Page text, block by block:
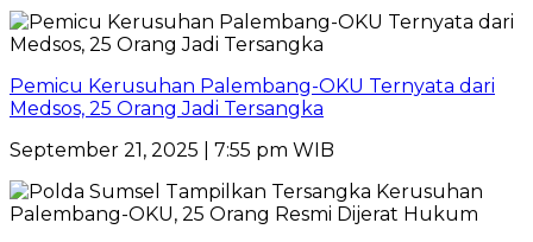
Pemicu Kerusuhan Palembang-OKU Ternyata dari
Medsos, 25 Orang Jadi Tersangka
September 21, 2025 | 7:55 pm WIB